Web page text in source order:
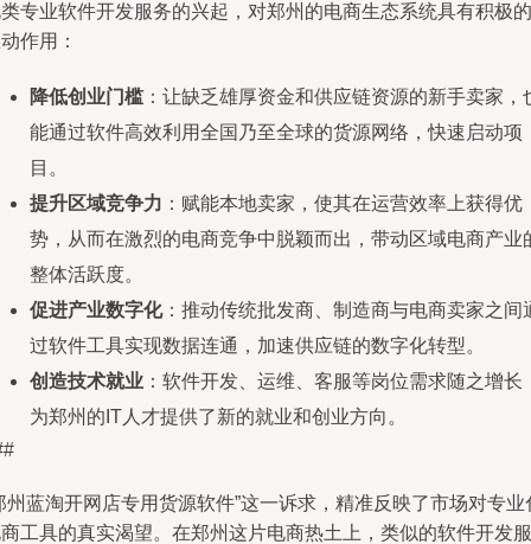
专业软件开发服务的兴起，对郑州的电商生态系统具有积极的
作用：
降低创业门槛：让缺乏雄厚资金和供应链资源的新手卖家，
能通过软件高效利用全国乃至全球的货源网络，快速启动项
目。
提升区域竞争力 ：赋能本地卖家，使其在运营效率上获得优
势，从而在激烈的电商竞争中脱颖而出，带动区域电商产业
整体活跃度。
促进产业数字化：推动传统批发商、制造商与电商卖家之间
过软件工具实现数据连通，加速供应链的数字化转型。
创造技术就业 ：软件开发、运维、客服等岗位需求随之增长
为郑州的IT人才提供了新的就业和创业方向。
州蓝淘开网店专用货源软件”这一诉求，精准反映了市场对专业
工具的真实渴望。在郑州这片电商热土上，类似的软件开发服